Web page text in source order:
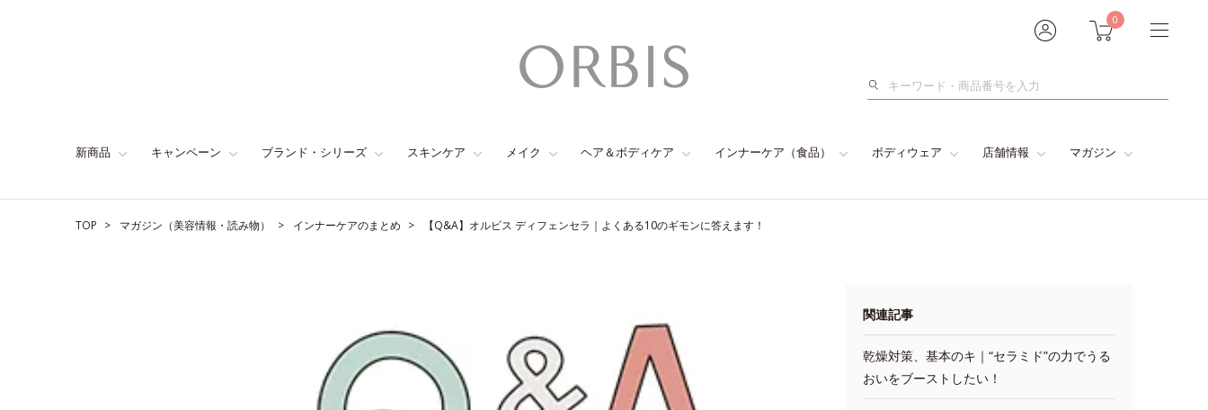
0
検
新商品 キャンペーン ブランド・シリーズ スキンケア メイク ヘア＆ボディケア インナーケア（食品） ボディウェア 店舗情報 マガジン
TOP マガジン（美容情報・読み物） インナーケアのまとめ 【Q&A】オルビス ディフェンセラ｜よくある10のギモンに答えます！
関連記事
乾燥対策、基本のキ｜“セラミド”の力でうる
おいをブーストしたい！